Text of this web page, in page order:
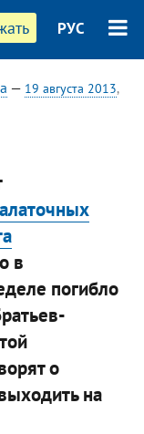
РУС
— 19 августа 2013,
в
погибло
о
на